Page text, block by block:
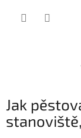
Jak